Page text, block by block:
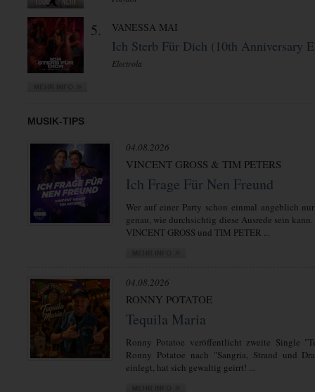
5. VANESSA MAI
Ich Sterb Für Dich (10th Anniversary
Electrola
MUSIK-TIPS
04.08.2026
VINCENT GROSS & TIM PETERS
Ich Frage Für Nen Freund
Wer auf einer Party schon einmal angeblich
genau, wie durchsichtig diese Ausrede sein
VINCENT GROSS und TIM PETER ...
04.08.2026
RONNY POTATOE
Tequila Maria
Ronny Potatoe veröffentlicht zweite Single
Ronny Potatoe nach "Sangria, Strand und
einlegt, hat sich gewaltig geirrt! ...